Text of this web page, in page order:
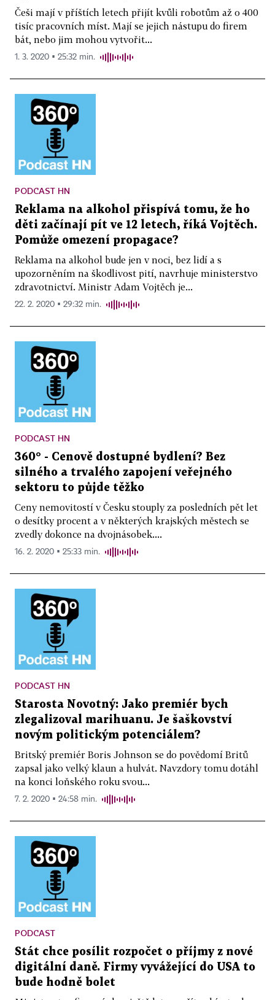
Češi mají v příštích letech přijít kvůli robotům až o 400
tisíc pracovních míst. Mají se jejich nástupu do firem
bát, nebo jim mohou vytvořit...
1. 3. 2020 ▪ 25:32 min.
PODCAST HN
Reklama na alkohol přispívá tomu, že ho
děti začínají pít ve 12 letech, říká Vojtěch.
Pomůže omezení propagace?
Reklama na alkohol bude jen v noci, bez lidí a s
upozorněním na škodlivost pití, navrhuje ministerstvo
zdravotnictví. Ministr Adam Vojtěch je...
22. 2. 2020 ▪ 29:32 min.
PODCAST HN
360° - Cenově dostupné bydlení? Bez
silného a trvalého zapojení veřejného
sektoru to půjde těžko
Ceny nemovitostí v Česku stouply za posledních pět let
o desítky procent a v některých krajských městech se
zvedly dokonce na dvojnásobek....
16. 2. 2020 ▪ 25:33 min.
PODCAST HN
Starosta Novotný: Jako premiér bych
zlegalizoval marihuanu. Je šaškovství
novým politickým potenciálem?
Britský premiér Boris Johnson se do povědomí Britů
zapsal jako velký klaun a hulvát. Navzdory tomu dotáhl
na konci loňského roku svou...
7. 2. 2020 ▪ 24:58 min.
PODCAST
Stát chce posílit rozpočet o příjmy z nové
digitální daně. Firmy vyvážející do USA to
bude hodně bolet